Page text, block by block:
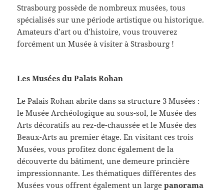
Strasbourg possède de nombreux musées, tous
spécialisés sur une période artistique ou historique.
Amateurs d’art ou d’histoire, vous trouverez
forcément un Musée à visiter à Strasbourg !
Les Musées du Palais Rohan
Le Palais Rohan abrite dans sa structure 3 Musées :
le Musée Archéologique au sous-sol, le Musée des
Arts décoratifs au rez-de-chaussée et le Musée des
Beaux-Arts au premier étage. En visitant ces trois
Musées, vous profitez donc également de la
découverte du bâtiment, une demeure princière
impressionnante. Les thématiques différentes des
Musées vous offrent également un largepanorama